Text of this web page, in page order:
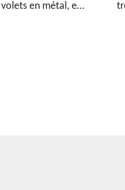
en métal, en
de qualité.
offert